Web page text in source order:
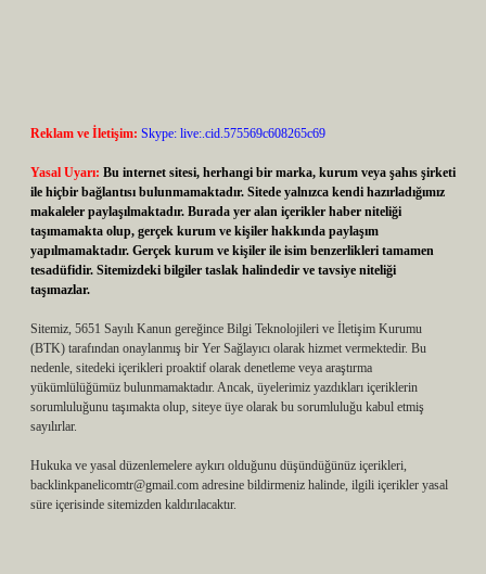
Reklam ve İletişim: Skype: live:.cid.575569c608265c69
Yasal Uyarı: Bu internet sitesi, herhangi bir marka, kurum veya şahıs şirketi
ile hiçbir bağlantısı bulunmamaktadır. Sitede yalnızca kendi hazırladığımız
makaleler paylaşılmaktadır. Burada yer alan içerikler haber niteliği
taşımamakta olup, gerçek kurum ve kişiler hakkında paylaşım
yapılmamaktadır. Gerçek kurum ve kişiler ile isim benzerlikleri tamamen
tesadüfidir. Sitemizdeki bilgiler taslak halindedir ve tavsiye niteliği
taşımazlar.
Sitemiz, 5651 Sayılı Kanun gereğince Bilgi Teknolojileri ve İletişim Kurumu
(BTK) tarafından onaylanmış bir Yer Sağlayıcı olarak hizmet vermektedir. Bu
nedenle, sitedeki içerikleri proaktif olarak denetleme veya araştırma
yükümlülüğümüz bulunmamaktadır. Ancak, üyelerimiz yazdıkları içeriklerin
sorumluluğunu taşımakta olup, siteye üye olarak bu sorumluluğu kabul etmiş
sayılırlar.
Hukuka ve yasal düzenlemelere aykırı olduğunu düşündüğünüz içerikleri,
backlinkpanelicomtr@gmail.com adresine bildirmeniz halinde, ilgili içerikler yasal
süre içerisinde sitemizden kaldırılacaktır.